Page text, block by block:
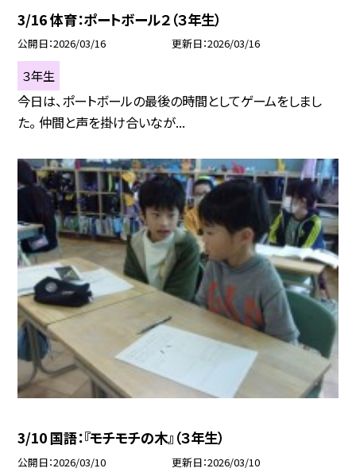
3/16 体育：ポートボール２（３年生）
公開日 2026/03/16 更新日 2026/03/16
３年生
今日は、ポートボールの最後の時間としてゲームをしまし
た。 仲間と声を掛け合いなが...
3/10 国語：『モチモチの木』（３年生）
公開日 2026/03/10 更新日 2026/03/10